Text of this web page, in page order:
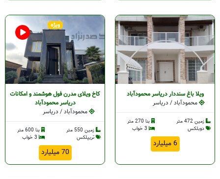
ویلا باغ سنددار دریاسر محمودآباد
محمودآباد / دریاسر
زمین 472 متر
بنا 270 متر
دوبلکس
6 میلیارد
ویژه
کاخ ویلای مدرن فول هوشمند و امکانات
دریاسر محمودآباد
محمودآباد / دریاسر
زمین 550 متر
بنا 600 متر
تریپلکس
70 میلیارد